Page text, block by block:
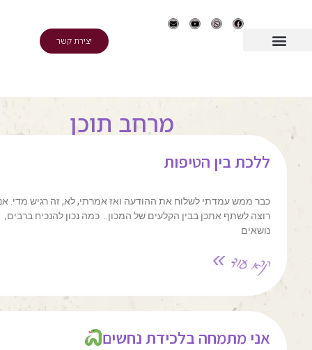
יצירת קשר
מרחב תוכן
ללכת בין הטיפות
כבר ממש עמדתי לשלוח את ההודעה ואז אמרתי, לא, זה רגיש מדי. אני
רוצה לשתף אתכן בבין הקלעים של המכון.. כמה נכון להנכיח ברבים,
קרא עוד »
אני מתמחה בלכידת נחשים